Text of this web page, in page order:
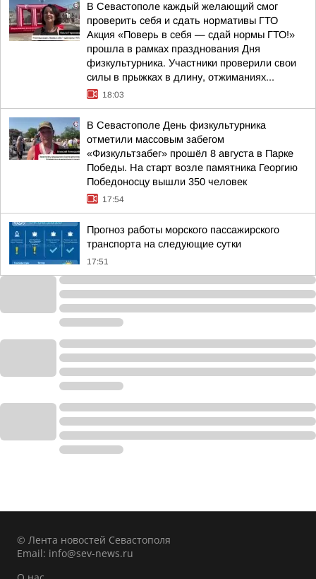
В Севастополе каждый желающий смог
проверить себя и сдать нормативы ГТО
Акция «Поверь в себя — сдай нормы ГТО!»
прошла в рамках празднования Дня
физкультурника. Участники проверили свои
силы в прыжках в длину, отжиманиях...
18:03
В Севастополе День физкультурника
отметили массовым забегом
«Физкультзабег» прошёл 8 августа в Парке
Победы. На старт возле памятника Георгию
Победоносцу вышли 350 человек
17:54
Прогноз работы морского пассажирского
транспорта на следующие сутки
17:51
© Лента новостей Севастополя
Email: info@sev-news.ru